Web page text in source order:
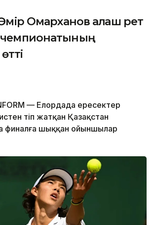
Омарханов алғаш рет
чемпионатының
— Елордада ересектер
өтіп жатқан Қазақстан
финалға шыққан ойыншылар